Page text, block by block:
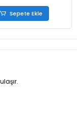
Sepete Ekle